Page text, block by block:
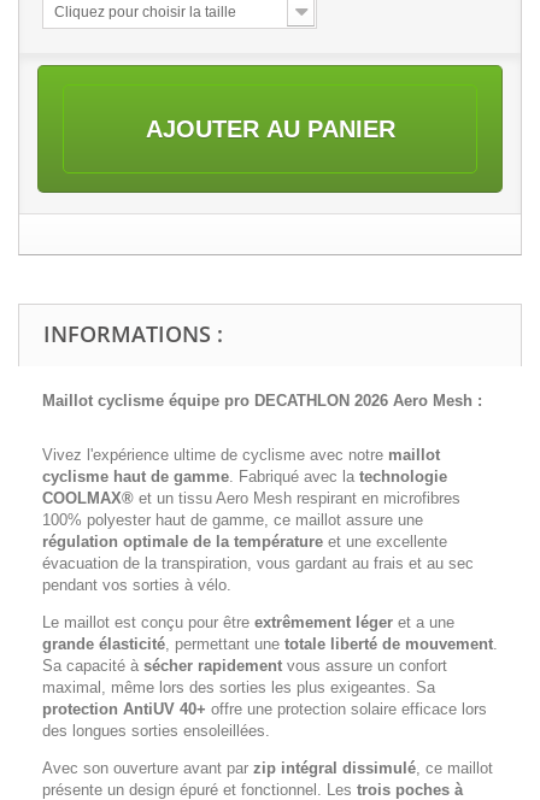
Cliquez pour choisir la taille
AJOUTER AU PANIER
INFORMATIONS :
Maillot cyclisme équipe pro DECATHLON 2026 Aero Mesh :
Vivez l'expérience ultime de cyclisme avec notre maillot
cyclisme haut de gamme. Fabriqué avec la technologie
COOLMAX® et un tissu Aero Mesh respirant en microfibres
100% polyester haut de gamme, ce maillot assure une
régulation optimale de la température et une excellente
évacuation de la transpiration, vous gardant au frais et au sec
pendant vos sorties à vélo.
Le maillot est conçu pour être extrêmement léger et a une
grande élasticité, permettant une totale liberté de mouvement.
Sa capacité à sécher rapidement vous assure un confort
maximal, même lors des sorties les plus exigeantes. Sa
protection AntiUV 40+ offre une protection solaire efficace lors
des longues sorties ensoleillées.
Avec son ouverture avant par zip intégral dissimulé, ce maillot
présente un design épuré et fonctionnel. Les trois poches à